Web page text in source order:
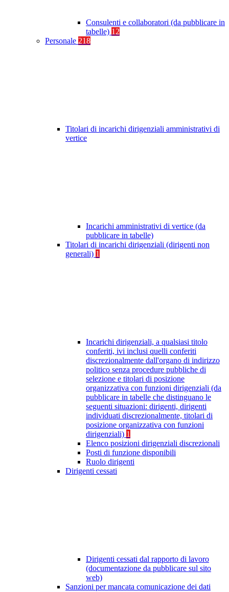
Consulenti e collaboratori (da pubblicare in
tabelle) 12
Personale 218
Titolari di incarichi dirigenziali amministrativi di
vertice
Incarichi amministrativi di vertice (da
pubblicare in tabelle)
Titolari di incarichi dirigenziali (dirigenti non
generali) 1
Incarichi dirigenziali, a qualsiasi titolo
conferiti, ivi inclusi quelli conferiti
discrezionalmente dall'organo di indirizzo
politico senza procedure pubbliche di
selezione e titolari di posizione
organizzativa con funzioni dirigenziali (da
pubblicare in tabelle che distinguano le
seguenti situazioni: dirigenti, dirigenti
individuati discrezionalmente, titolari di
posizione organizzativa con funzioni
dirigenziali) 1
Elenco posizioni dirigenziali discrezionali
Posti di funzione disponibili
Ruolo dirigenti
Dirigenti cessati
Dirigenti cessati dal rapporto di lavoro
(documentazione da pubblicare sul sito
web)
Sanzioni per mancata comunicazione dei dati